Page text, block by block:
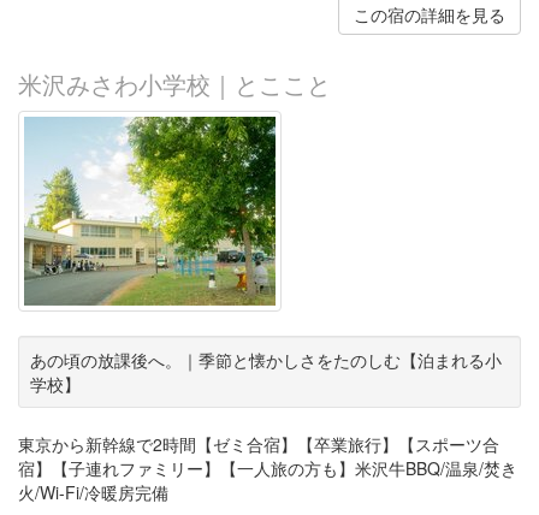
この宿の詳細を見る
米沢みさわ小学校｜とここと
あの頃の放課後へ。｜季節と懐かしさをたのしむ【泊まれる小
学校】
東京から新幹線で2時間【ゼミ合宿】【卒業旅行】【スポーツ合
宿】【子連れファミリー】【一人旅の方も】米沢牛BBQ/温泉/焚き
火/Wi-Fi/冷暖房完備